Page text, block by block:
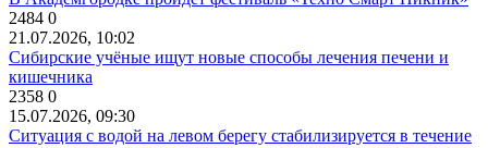
2484 0
21.07.2026, 10:02
Сибирские учёные ищут новые способы лечения печени и
кишечника
2358 0
15.07.2026, 09:30
Ситуация с водой на левом берегу стабилизируется в течение